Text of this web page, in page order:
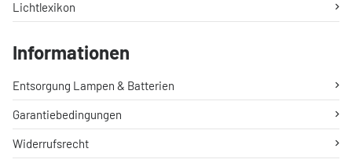
Lichtlexikon
Informationen
Entsorgung Lampen & Batterien
Garantiebedingungen
Widerrufsrecht